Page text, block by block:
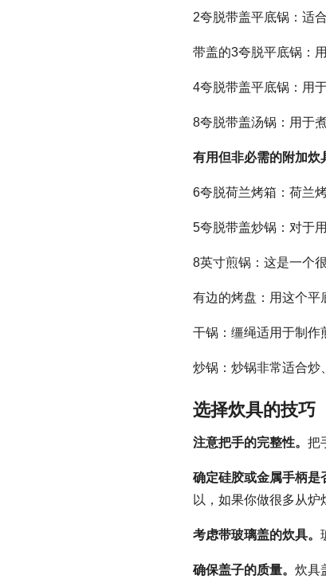
2夸脱带盖平底锅：适
带盖的3夸脱平底锅：
4夸脱带盖平底锅：用
8夸脱带盖汤锅：用于
有用但非必需的附加炊
6夸脱荷兰烤箱：荷兰
5夸脱带盖炒锅：对于
8英寸煎锅：这是一个
有边的烤盘：用这个平
干锅：缰绳适用于制作
炒锅：炒锅非常适合炒
选择炊具的技巧
注意把手的完整性。 把
确定硅胶或金属手柄是
以，如果你做很多从炉
考虑带玻璃盖的炊具。
确保盖子的质量。 炊具